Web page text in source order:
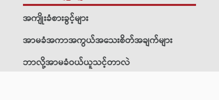
အကျိုးခံစားခွင့်များ
အာမခံအကာအကွယ်အသေးစိတ်အချက်များ
ဘာလို့အာမခံဝယ်ယူသင့်တာလဲ